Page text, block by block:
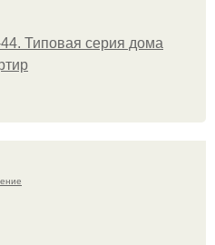
Типовая серия дома